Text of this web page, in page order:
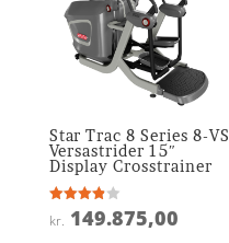
Star Trac 8 Series 8-VS
Versastrider 15″
Display Crosstrainer
Vurderet
3.9
kr. 149.875,00